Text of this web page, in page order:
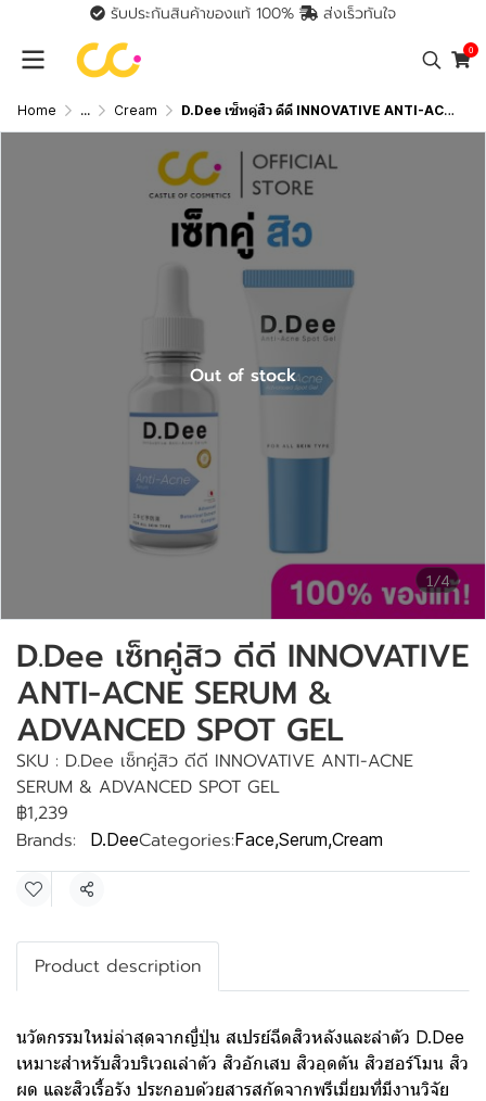
รับประกันสินค้าของแท้ 100% ส่งเร็วทันใจ
0
Home ... Cream D.Dee เซ็ทคู่สิว ดีดี INNOVATIVE ANTI-ACNE SERUM & ADVANCED SPOT GEL
1/4
Out of stock
D.Dee เซ็ทคู่สิว ดีดี INNOVATIVE
ANTI-ACNE SERUM &
ADVANCED SPOT GEL
SKU : D.Dee เซ็ทคู่สิว ดีดี INNOVATIVE ANTI-ACNE
SERUM & ADVANCED SPOT GEL
฿1,239
Brands:
D.DeeCategories:Face,Serum,Cream
Share
Product description
นวัตกรรมใหม่ล่าสุดจากญี่ปุ่น สเปรย์ฉีดสิวหลังและลำตัว D.Dee
เหมาะสำหรับสิวบริเวณลำตัว สิวอักเสบ สิวอุดตัน สิวฮอร์โมน สิว
ผด และสิวเรื้อรัง ประกอบด้วยสารสกัดจากพรีเมี่ยมที่มีงานวิจัย